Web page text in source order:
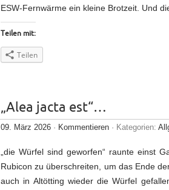
ESW-Fernwärme ein kleine Brotzeit. Und
Teilen mit:
Teilen
„Alea jacta est“…
09. März 2026 · Kommentieren · Kategorien:
„die Würfel sind geworfen“ raunte einst
Rubicon zu überschreiten, um das Ende
auch in Altötting wieder die Würfel